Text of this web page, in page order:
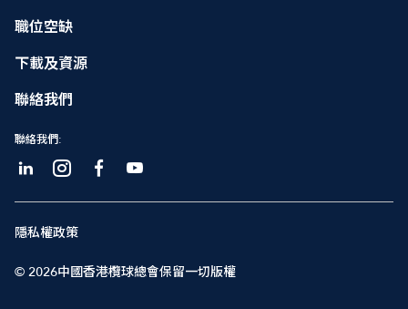
職位空缺
下載及資源
聯絡我們
聯絡我們:
© 2026中國香港欖球總會保留一切版權
隱私權政策